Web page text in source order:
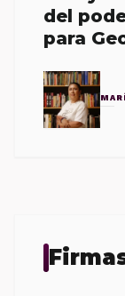
del
para